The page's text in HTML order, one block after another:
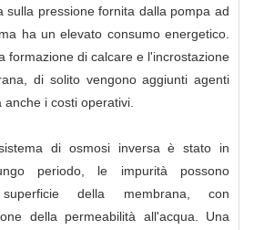
sulla pressione fornita dalla pompa ad
ha un elevato consumo energetico.
formazione di calcare e l'incrostazione
di solito vengono aggiunti agenti
i costi operativi.
di osmosi inversa è stato in
periodo, le impurità possono
della membrana, con
della permeabilità all'acqua. Una